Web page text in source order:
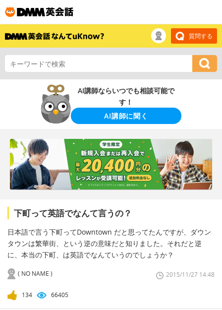
質問する
AI講師ならいつでも相談可能で
す！
AI講師に聞く
下町って英語でなんて言うの？
日本語で言う下町ってDowntown だと思ってたんですが、ダウン
タウンは繁華街、という逆の意味だと知りました。それだと逆
に、本当の下町、は英語でなんていうのでしょうか？
( NO NAME ) 2015/11/27 14:48
134 66405